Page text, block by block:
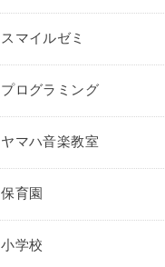
スマイルゼミ
プログラミング
ヤマハ音楽教室
保育園
小学校